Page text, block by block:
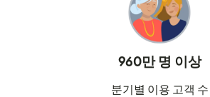
960만 명 이상
분기별 이용 고객 수